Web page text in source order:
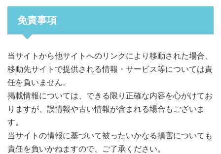
免責事項
当サイトから他サイトへのリンクにより移動された場合、
移動先サイトで提供される情報・サービス等については責
任を負いません。
掲載情報については、できる限り正確な内容を心がけてお
りますが、誤情報や古い情報が含まれる場合もございま
す。
当サイトの情報に基づいて被ったいかなる損害についても
責任を負いかねますので、ご了承ください。